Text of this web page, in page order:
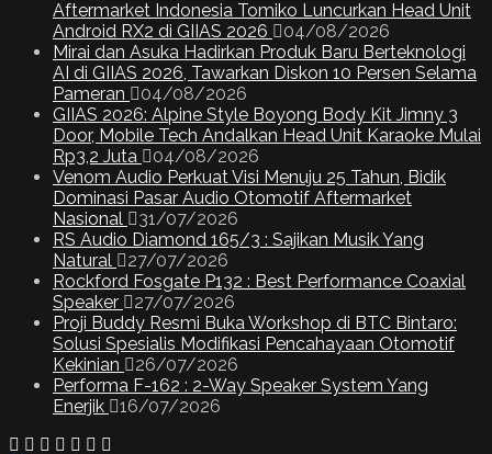
Aftermarket Indonesia Tomiko Luncurkan Head Unit
Android RX2 di GIIAS 2026
04/08/2026
Mirai dan Asuka Hadirkan Produk Baru Berteknologi
AI di GIIAS 2026, Tawarkan Diskon 10 Persen Selama
Pameran
04/08/2026
GIIAS 2026: Alpine Style Boyong Body Kit Jimny 3
Door, Mobile Tech Andalkan Head Unit Karaoke Mulai
Rp3,2 Juta
04/08/2026
Venom Audio Perkuat Visi Menuju 25 Tahun, Bidik
Dominasi Pasar Audio Otomotif Aftermarket
Nasional
31/07/2026
RS Audio Diamond 165/3 : Sajikan Musik Yang
Natural
27/07/2026
Rockford Fosgate P132 : Best Performance Coaxial
Speaker
27/07/2026
Proji Buddy Resmi Buka Workshop di BTC Bintaro:
Solusi Spesialis Modifikasi Pencahayaan Otomotif
Kekinian
26/07/2026
Performa F-162 : 2-Way Speaker System Yang
Enerjik
16/07/2026